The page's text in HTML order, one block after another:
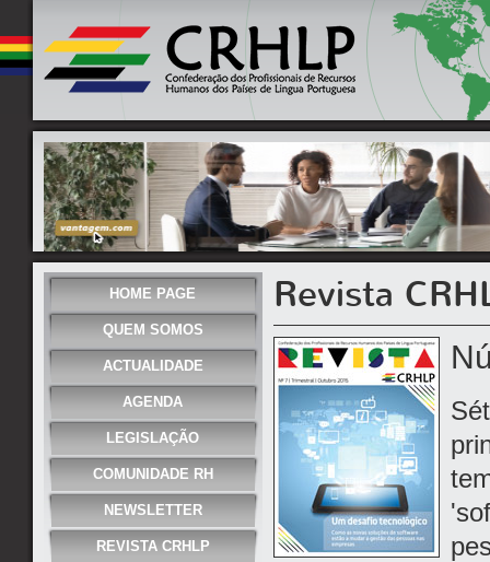
HOME PAGE
QUEM SOMOS
ACTUALIDADE
AGENDA
LEGISLAÇÃO
COMUNIDADE RH
NEWSLETTER
REVISTA CRHLP
Revista